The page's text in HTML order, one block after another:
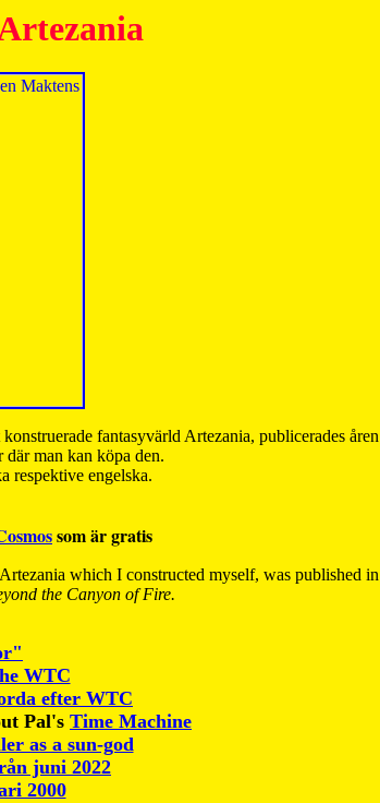
fantasyvärld Artezania, publicerades
man kan köpa den.
respektive engelska.
som är gratis
which I constructed myself, was published in
the Canyon of Fire.
WTC
efter WTC
Pal's Time Machine
as a sun-god
juni 2022
2000